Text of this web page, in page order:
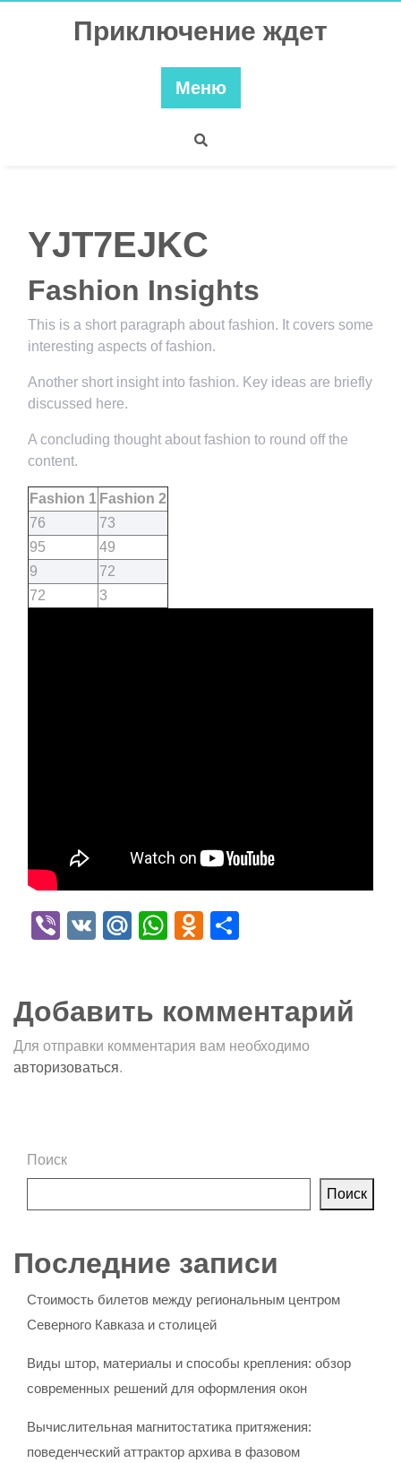
Приключение ждет
Меню
YJT7EJKC
Fashion Insights
This is a short paragraph about fashion. It covers some
interesting aspects of fashion.
Another short insight into fashion. Key ideas are briefly
discussed here.
A concluding thought about fashion to round off the
content.
Fashion 1 Fashion 2
76
73
95
49
9
72
72
3
Viber
VK Mail.Ru
WhatsApp
Odnoklassniki
Добавить комментарий
Для отправки комментария вам необходимо
авторизоваться.
Поиск
Поиск
Последние записи
Стоимость билетов между региональным центром
Северного Кавказа и столицей
Виды штор, материалы и способы крепления: обзор
современных решений для оформления окон
Вычислительная магнитостатика притяжения:
поведенческий аттрактор архива в фазовом